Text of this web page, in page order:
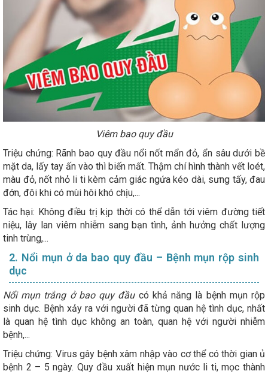
Viêm bao quy đầu
Triệu chứng: Rãnh bao quy đầu nổi nốt mẩn đỏ, ẩn sâu dưới bề
mặt da, lấy tay ấn vào thì biến mất. Thậm chí hình thành vết loét,
màu đỏ, nốt nhỏ li ti kèm cảm giác ngứa kéo dài, sưng tấy, đau
đớn, đôi khi có mùi hôi khó chịu,...
Tác hại: Không điều trị kịp thời có thể dẫn tới viêm đường tiết
niệu, lây lan viêm nhiễm sang bạn tình, ảnh hưởng chất lượng
tinh trùng,...
2. Nổi mụn ở da bao quy đầu – Bệnh mụn rộp sinh
dục
Nổi mụn trắng ở bao quy đầucó khả năng là bệnh mụn rộp
sinh dục. Bệnh xảy ra với người đã từng quan hệ tình dục, nhất
là quan hệ tình dục không an toàn, quan hệ với người nhiễm
bệnh,...
Triệu chứng: Virus gây bệnh xâm nhập vào cơ thể có thời gian ủ
bệnh 2 – 5 ngày. Quy đầu xuất hiện mụn nước li ti, mọc thành